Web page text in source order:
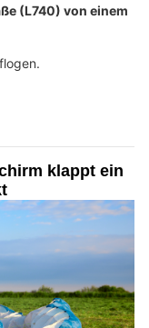
(L740) von einem
klappt ein